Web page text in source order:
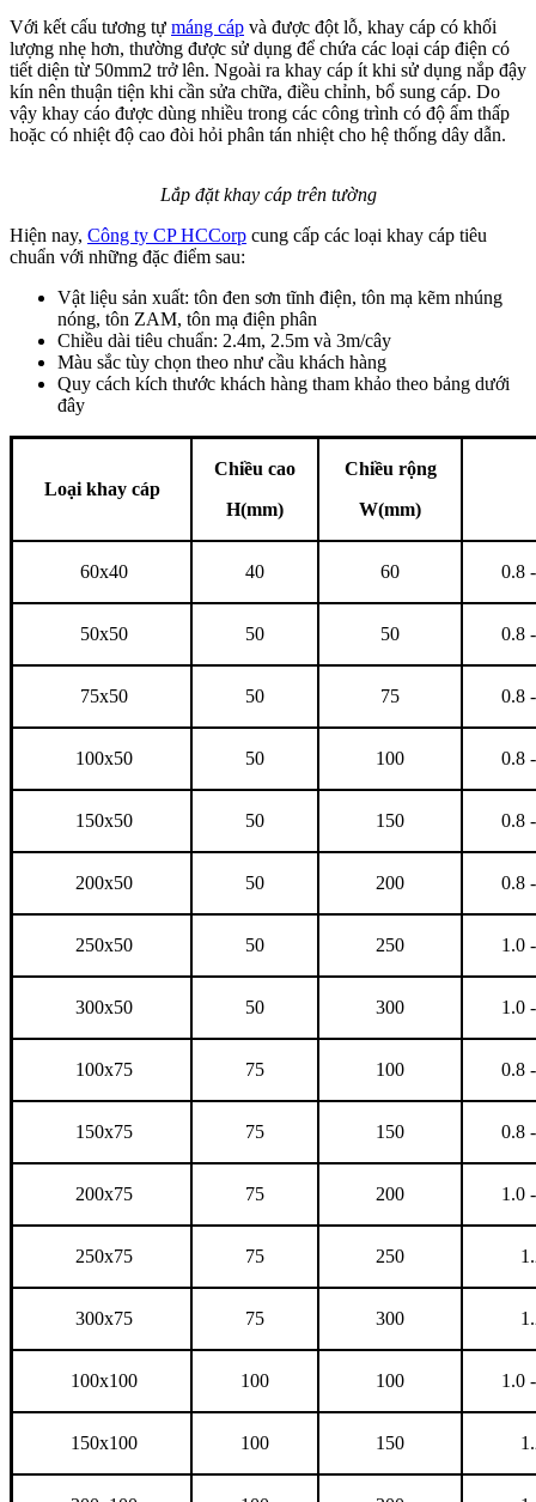
Với kết cấu tương tự máng cáp và được đột lỗ, khay cáp có khối
lượng nhẹ hơn, thường được sử dụng để chứa các loại cáp điện có
tiết diện từ 50mm2 trở lên. Ngoài ra khay cáp ít khi sử dụng nắp đậy
kín nên thuận tiện khi cần sửa chữa, điều chỉnh, bổ sung cáp. Do
vậy khay cáo được dùng nhiều trong các công trình có độ ẩm thấp
hoặc có nhiệt độ cao đòi hỏi phân tán nhiệt cho hệ thống dây dẫn.
Lắp đặt khay cáp trên tường
Hiện nay, Công ty CP HCCorp cung cấp các loại khay cáp tiêu
chuẩn với những đặc điểm sau:
Vật liệu sản xuất: tôn đen sơn tĩnh điện, tôn mạ kẽm nhúng
nóng, tôn ZAM, tôn mạ điện phân
Chiều dài tiêu chuẩn: 2.4m, 2.5m và 3m/cây
Màu sắc tùy chọn theo như cầu khách hàng
Quy cách kích thước khách hàng tham khảo theo bảng dưới
đây
Loại khay cáp
Chiều cao
H(mm)
Chiều rộng
W(mm)
60x40 40 60 0.8
50x50 50 50 0.8
75x50 50 75 0.8
100x50 50 100 0.8
150x50 50 150 0.8
200x50 50 200 0.8
250x50 50 250 1.0
300x50 50 300 1.0
100x75 75 100 0.8
150x75 75 150 0.8
200x75 75 200 1.0
250x75 75 250
300x75 75 300
100x100 100 100 1.0
150x100 100 150